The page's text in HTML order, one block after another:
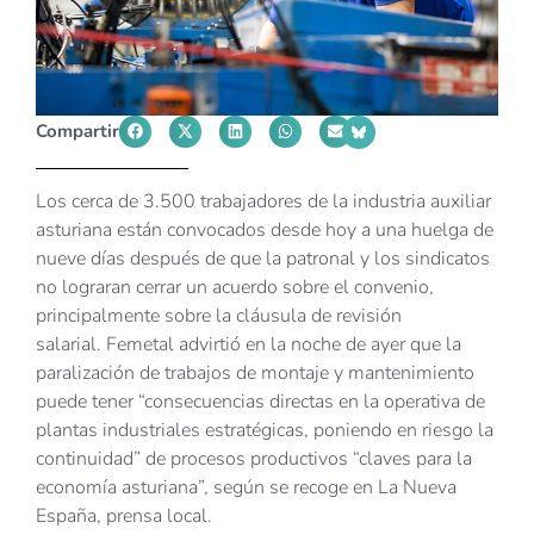
Compartir
Los cerca de 3.500 trabajadores de la industria auxiliar
asturiana están convocados desde hoy a una huelga de
nueve días después de que la patronal y los sindicatos
no lograran cerrar un acuerdo sobre el convenio,
principalmente sobre la cláusula de revisión
salarial. Femetal advirtió en la noche de ayer que la
paralización de trabajos de montaje y mantenimiento
puede tener “consecuencias directas en la operativa de
plantas industriales estratégicas, poniendo en riesgo la
continuidad” de procesos productivos “claves para la
economía asturiana”, según se recoge en La Nueva
España, prensa local.